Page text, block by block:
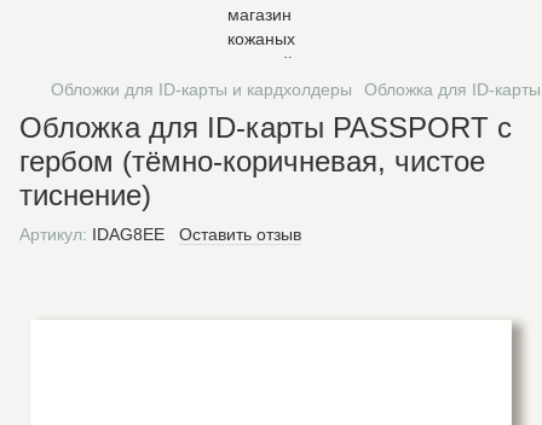
Обложки для ID-карты и кардхолдеры Обложка для ID-
Обложка для ID-карты PASSPORT с
гербом (тёмно-коричневая, чистое
тиснение)
Артикул: IDAG8EE Оставить отзыв